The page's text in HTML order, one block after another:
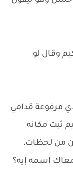
وقال لو
مرفوعة قدامي
ثبت مكانه
من لحظات،
معاك اسمه إيه؟